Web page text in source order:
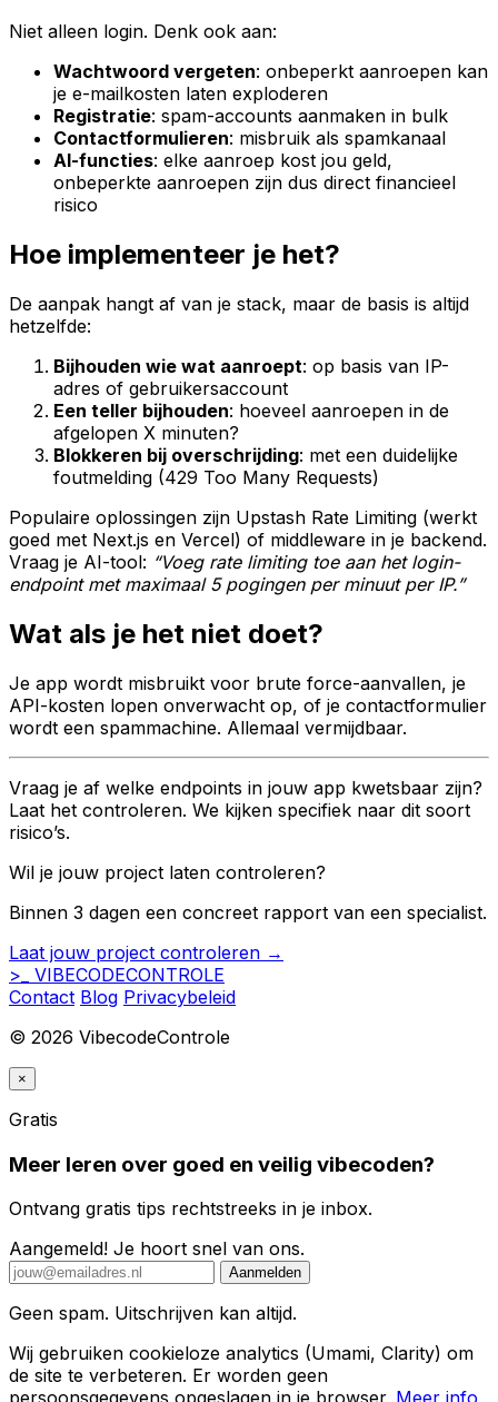
Niet alleen login. Denk ook aan:
Wachtwoord vergeten: onbeperkt aanroepen kan
je e-mailkosten laten exploderen
Registratie: spam-accounts aanmaken in bulk
Contactformulieren: misbruik als spamkanaal
AI-functies: elke aanroep kost jou geld,
onbeperkte aanroepen zijn dus direct financieel
risico
Hoe implementeer je het?
De aanpak hangt af van je stack, maar de basis is altijd
hetzelfde:
Bijhouden wie wat aanroept: op basis van IP-
adres of gebruikersaccount
Een teller bijhouden: hoeveel aanroepen in de
afgelopen X minuten?
Blokkeren bij overschrijding: met een duidelijke
foutmelding (429 Too Many Requests)
Populaire oplossingen zijn Upstash Rate Limiting (werkt
goed met Next.js en Vercel) of middleware in je backend.
Vraag je AI-tool: “Voeg rate limiting toe aan het login-
endpoint met maximaal 5 pogingen per minuut per IP.”
Wat als je het niet doet?
Je app wordt misbruikt voor brute force-aanvallen, je
API-kosten lopen onverwacht op, of je contactformulier
wordt een spammachine. Allemaal vermijdbaar.
Vraag je af welke endpoints in jouw app kwetsbaar zijn?
Laat het controleren. We kijken specifiek naar dit soort
risico’s.
Wil je jouw project laten controleren?
Binnen 3 dagen een concreet rapport van een specialist.
Laat jouw project controleren →
>_
VIBECODECONTROLE
Contact Blog Privacybeleid
© 2026 VibecodeControle
×
Gratis
Meer leren over goed en veilig vibecoden?
Ontvang gratis tips rechtstreeks in je inbox.
Aangemeld! Je hoort snel van ons.
Aanmelden
Geen spam. Uitschrijven kan altijd.
Wij gebruiken cookieloze analytics (Umami, Clarity) om
de site te verbeteren. Er worden geen